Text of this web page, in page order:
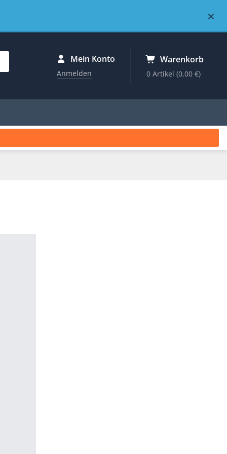
×
Mein Konto
Anmelden
Warenkorb
0 Artikel(0,00 €)